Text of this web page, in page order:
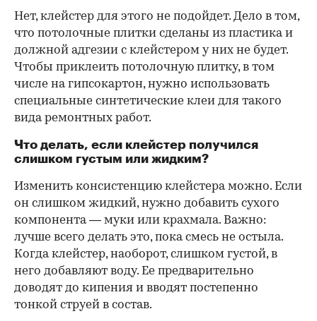
Нет, клейстер для этого не подойдет. Дело в том,
что потолочные плитки сделаны из пластика и
должной адгезии с клейстером у них не будет.
Чтобы приклеить потолочную плитку, в том
числе на гипсокартон, нужно использовать
специальные синтетические клеи для такого
вида ремонтных работ.
Что делать, если клейстер получился
слишком густым или жидким?
Изменить консистенцию клейстера можно. Если
он слишком жидкий, нужно добавить сухого
компонента — муки или крахмала. Важно:
лучше всего делать это, пока смесь не остыла.
Когда клейстер, наоборот, слишком густой, в
него добавляют воду. Ее предварительно
доводят до кипения и вводят постепенно
тонкой струей в состав.